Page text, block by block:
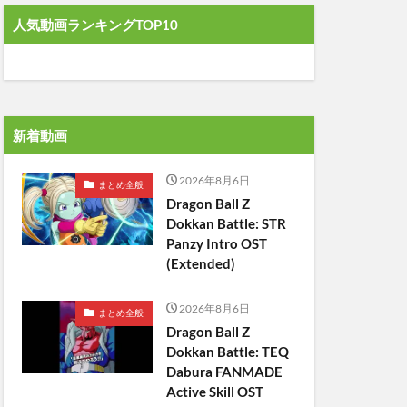
人気動画ランキングTOP10
新着動画
まとめ全般 2026年8月6日
Dragon Ball Z
Dokkan Battle: STR
Panzy Intro OST
(Extended)
まとめ全般 2026年8月6日
Dragon Ball Z
Dokkan Battle: TEQ
Dabura FANMADE
Active Skill OST